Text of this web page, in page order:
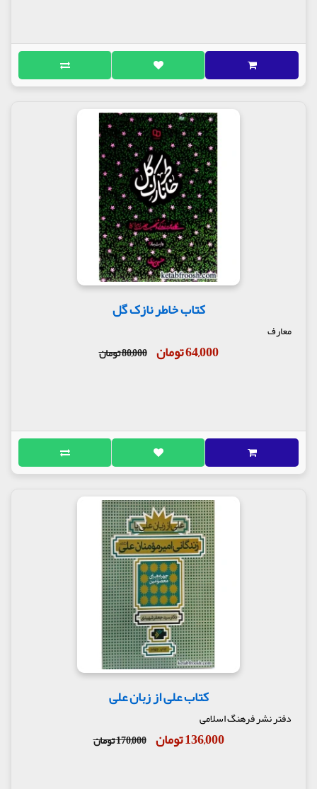
کتاب خاطر نازک گل
معارف
64,000 تومان 80,000 تومان
کتاب علی از زبان علی
دفتر نشر فرهنگ اسلامی
136,000 تومان 170,000 تومان